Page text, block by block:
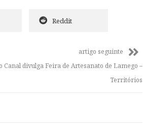
Reddit
artigo seguinte
Canal divulga Feira de Artesanato de Lamego –
Territórios